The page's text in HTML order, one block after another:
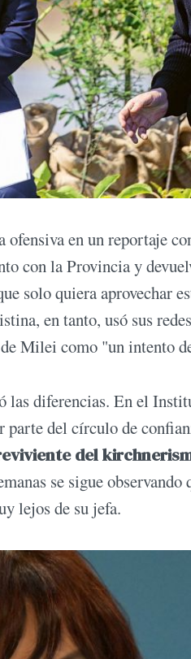
en un reportaje
con la Provincia y
solo quiera aprovechar
en tanto, usó sus
Milei como "un intento
las diferencias. En el
del círculo de
del
se sigue
lejos de su jefa.